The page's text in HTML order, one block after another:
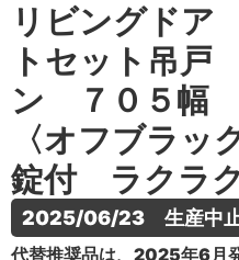
リビングド
トセット吊
ン ７０５幅
〈オフブラ
錠付 ラクラ
2025/06/23　生産中
代替推奨品は、2025年6月